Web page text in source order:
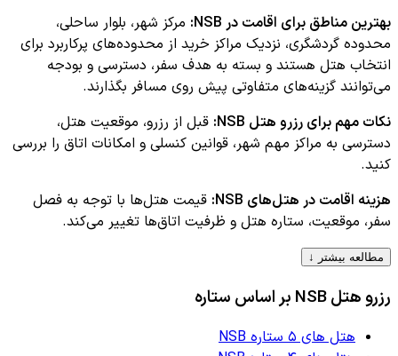
بهترین مناطق برای اقامت در NSB
: مرکز شهر، بلوار ساحلی،
محدوده گردشگری، نزدیک مراکز خرید از محدوده‌های پرکاربرد برای
انتخاب هتل هستند و بسته به هدف سفر، دسترسی و بودجه
می‌توانند گزینه‌های متفاوتی پیش روی مسافر بگذارند.
نکات مهم برای رزرو هتل NSB
: قبل از رزرو، موقعیت هتل،
دسترسی به مراکز مهم شهر، قوانین کنسلی و امکانات اتاق را بررسی
کنید.
هزینه اقامت در هتل‌های NSB
: قیمت هتل‌ها با توجه به فصل
سفر، موقعیت، ستاره هتل و ظرفیت اتاق‌ها تغییر می‌کند.
مطالعه بیشتر ↓
رزرو هتلNSB بر اساس ستاره
هتل های ۵ ستاره NSB